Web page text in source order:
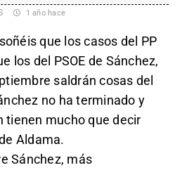
1 año hace
que los casos del PP
los del PSOE de Sánchez,
saldrán cosas del
no ha terminado y
tienen mucho que decir
Aldama.
Sánchez, más